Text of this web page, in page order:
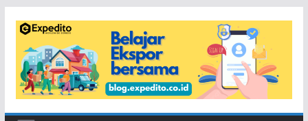
content